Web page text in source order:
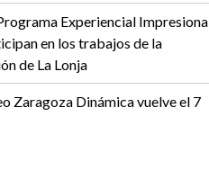
Experiencial Impresiona
en los trabajos de la
de La Lonja
Zaragoza Dinámica vuelve el 7